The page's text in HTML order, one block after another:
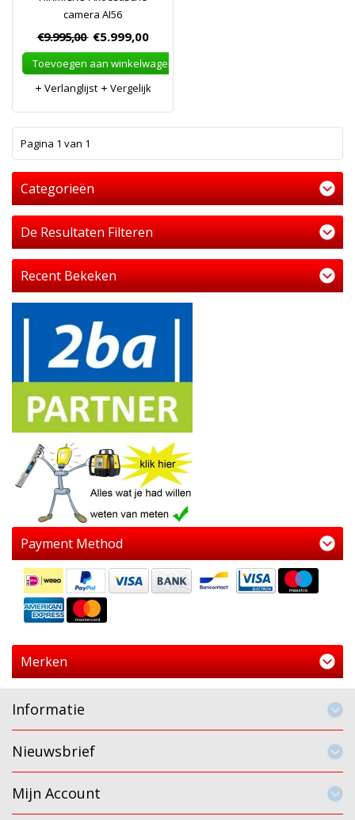
camera AI56
€9.995,00 €5.999,00
Toevoegen aan winkelwagen
Verlanglijst
Vergelijk
Pagina 1 van 1
Categorieën
De Resultaten Filteren
Recent Bekeken
Payment Method
Merken
Informatie
Nieuwsbrief
Mijn Account